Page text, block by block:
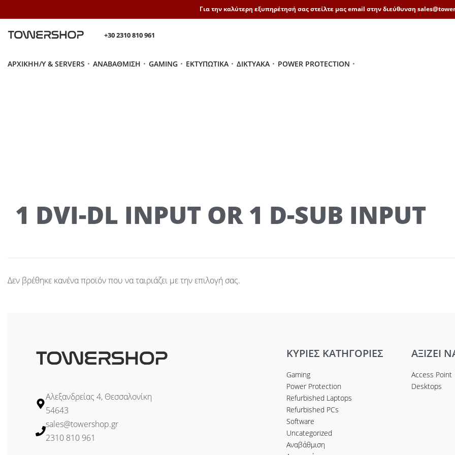
Για την καλύτερη εξυπηρέτησή σας στείλτε μας email στην διεύθυνση
+30 2310 810 961
ΑΡΧΙΚΉH/Y & SERVERS ΑΝΑΒΆΘΜΙΣΗ GAMING ΕΚΤΥΠΩΤΙΚΆ ΔΙΚΤΥΑΚΆ POWER PROTECTION
1 DVI-DL INPUT OR 1 D-SUB INPUT
Δεν βρέθηκε κανένα προϊόν που να ταιριάζει με την επιλογή σας.
Αλεξανδρείας 4, Θεσσαλονίκη
54643
sales@towershop.gr
2310 810 961
ΚΥΡΙΕΣ ΚΑΤΗΓΟΡΙΕΣ
Gaming
Power Protection
Refurbished Laptops
Refurbished PCs
Software
Uncategorized
Αναβάθμιση
ΑΞΙΖΕΙ
Access Point
Desktops